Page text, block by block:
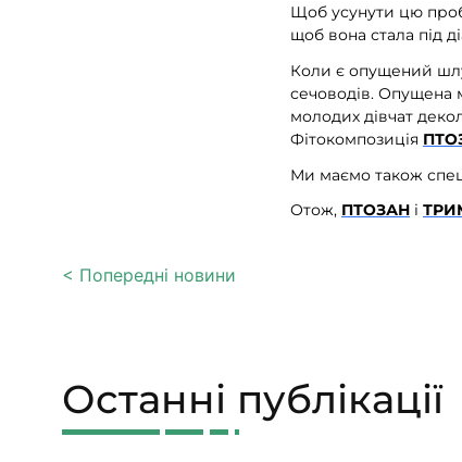
Щоб усунути цю
щоб вона стала під
Коли є опущений
сечоводів. Опущена
молодих дівчат
Фітокомпозиція
Ми маємо також
Отож, ПТОЗАН і
< Попередні новини
Останні публікації